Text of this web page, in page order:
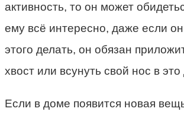
активность, то он может
ему всё интересно, даже если
этого делать, он обязан
хвост или всунуть свой нос в это
Если в доме появится новая